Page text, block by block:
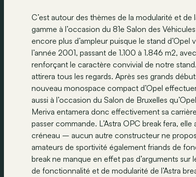
C’est autour des thèmes de la modularité et
gamme à l’occasion du 81e Salon des
encore plus d’ampleur puisque le stand
l’année 2001, passant de 1.100 à 1.846 m2,
renforçant le caractère convivial de notre
attirera tous les regards. Après ses grands
nouveau monospace compact d’Opel
aussi à l’occasion du Salon de Bruxelles
Meriva entamera donc effectivement sa
passer commande. L’Astra OPC break fera,
créneau – aucun autre constructeur ne
amateurs de sportivité également friands de
break ne manque en effet pas d’arguments
de fonctionnalité et de modularité de l’Astra